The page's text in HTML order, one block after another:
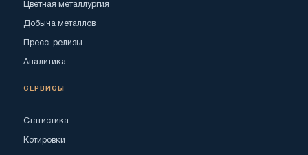
Цветная металлургия
Добыча металлов
Пресс-релизы
Аналитика
СЕРВИСЫ
Статистика
Котировки